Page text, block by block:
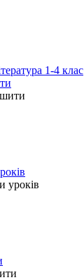
1-4 клас
уроків